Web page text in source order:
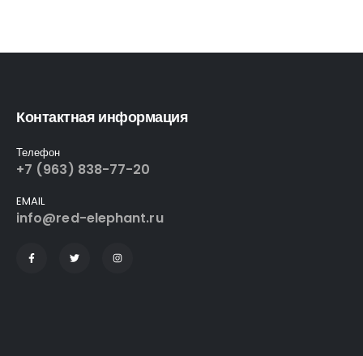
Контактная информация
Телефон
+7 (963) 838-77-20
EMAIL
info@red-elephant.ru